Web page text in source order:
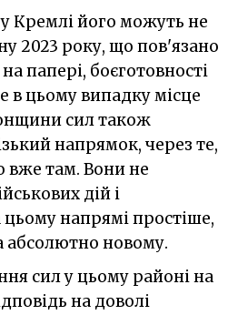
Кремлі його можуть не
2023 року, що пов'язано
папері, боєготовності
в цьому випадку місце
сил також
напрямок, через те,
там. Вони не
дій і
цьому напрямі простіше,
абсолютно новому.
сил у цьому районі на
на доволі